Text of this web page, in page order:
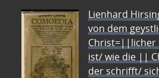
Lienhard
von dem
Christ=||licher
ist/ wie die ||
der schrifft/